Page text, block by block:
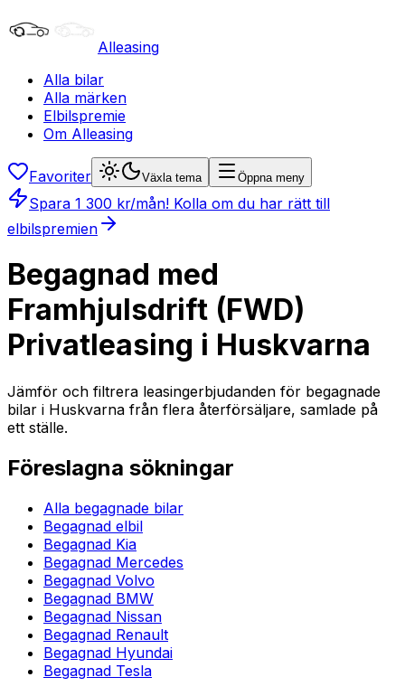
Alleasing
Alla bilar
Alla märken
Elbilspremie
Om Alleasing
Favoriter Växla tema Öppna meny
Spara 1 300 kr/mån! Kolla om du har rätt till
elbilspremien
Begagnad med
Framhjulsdrift (FWD)
Privatleasing i Huskvarna
Jämför och filtrera leasingerbjudanden för begagnade
bilar i Huskvarna från flera återförsäljare, samlade på
ett ställe.
Föreslagna sökningar
Alla begagnade bilar
Begagnad elbil
Begagnad Kia
Begagnad Mercedes
Begagnad Volvo
Begagnad BMW
Begagnad Nissan
Begagnad Renault
Begagnad Hyundai
Begagnad Tesla